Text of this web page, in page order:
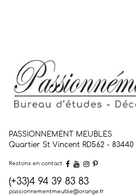
PASSIONNEMENT MEUBLES
Quartier St Vincent RD562 - 83440
Restons en contact
(+33)4 94 39 83 83
passionnementmeuble@orange.fr